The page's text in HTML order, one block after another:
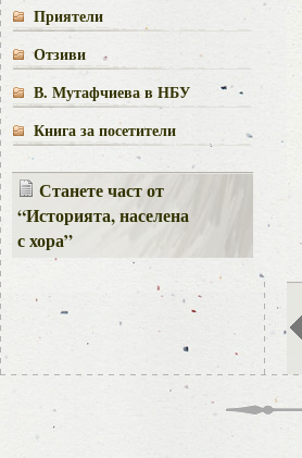
Приятели
Отзиви
В. Мутафчиева в НБУ
Книга за посетители
Станете част от
“Историята, населена
с хора”